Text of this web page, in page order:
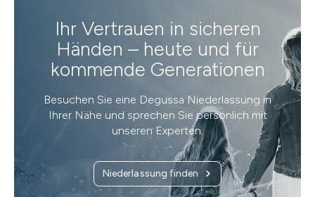
Ihr Vertrauen in sicheren
Händen – heute und für
kommende Generationen
Besuchen Sie eine Degussa Niederlassung in
Ihrer Nähe und sprechen Sie persönlich mit
unseren Experten.
Niederlassung finden